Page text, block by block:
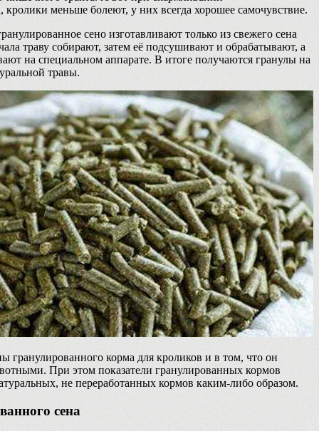
кролики меньше болеют, у них всегда хорошее самочувствие.
сено изготавливают только из свежего сена
траву собирают, затем её подсушивают и обрабатывают, а
на специальном аппарате. В итоге получаются гранулы на
травы.
гранулированного корма для кроликов и в том, что он
При этом показатели гранулированных кормов
не переработанных кормов каким-либо образом.
сена